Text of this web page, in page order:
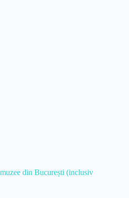
din București (inclusiv